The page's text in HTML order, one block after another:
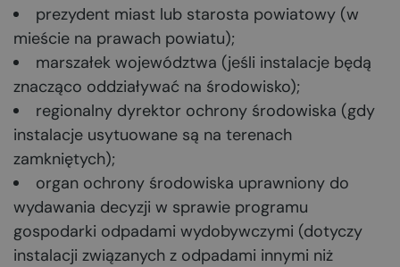
prezydent miast lub starosta powiatowy (w
mieście na prawach powiatu);
marszałek województwa (jeśli instalacje będą
znacząco oddziaływać na środowisko);
regionalny dyrektor ochrony środowiska (gdy
instalacje usytuowane są na terenach
zamkniętych);
organ ochrony środowiska uprawniony do
wydawania decyzji w sprawie programu
gospodarki odpadami wydobywczymi (dotyczy
instalacji związanych z odpadami innymi niż